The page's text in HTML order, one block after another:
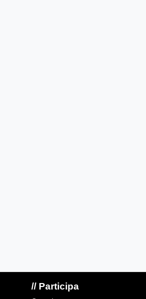
// Participa